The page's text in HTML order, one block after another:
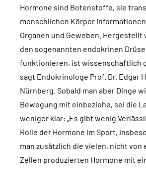
Hormone sind Botenstoffe, sie
menschlichen Körper
Organen und Geweben. Hergestellt
den sogenannten endokrinen
funktionieren, ist wissenschaftlich
sagt Endokrinologe Prof. Dr. Edgar
Nürnberg. Sobald man aber Dinge
Bewegung mit einbeziehe, sei die
weniger klar: „Es gibt wenig
Rolle der Hormone im Sport,
man zusätzlich die vielen, nicht von
Zellen produzierten Hormone mit